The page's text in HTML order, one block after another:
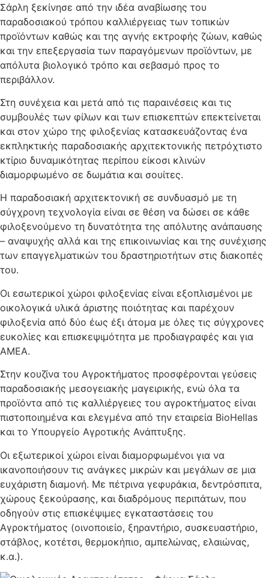
Σάρλη ξεκίνησε από την ιδέα αναβίωσης του
παραδοσιακού τρόπου καλλιέργειας των τοπικών
προϊόντων καθώς και της αγνής εκτροφής ζώων, καθώς
και την επεξεργασία των παραγόμενων προϊόντων, με
απόλυτα βιολογικό τρόπο και σεβασμό προς το
περιβάλλον.
Στη συνέχεια και μετά από τις παραινέσεις και τις
συμβουλές των φίλων και των επισκεπτών επεκτείνεται
και στον χώρο της φιλοξενίας κατασκευάζοντας ένα
εκπληκτικής παραδοσιακής αρχιτεκτονικής πετρόχτιστο
κτίριο δυναμικότητας περίπου είκοσι κλινών
διαμορφωμένο σε δωμάτια και σουίτες.
Η παραδοσιακή αρχιτεκτονική σε συνδυασμό με τη
σύγχρονη τεχνολογία είναι σε θέση να δώσει σε κάθε
φιλοξενούμενο τη δυνατότητα της απόλυτης ανάπαυσης
– αναψυχής αλλά και της επικοινωνίας και της συνέχισης
των επαγγελματικών του δραστηριοτήτων στις διακοπές
του.
Οι εσωτερικοί χώροι φιλοξενίας είναι εξοπλισμένοι με
οικολογικά υλικά άριστης ποιότητας και παρέχουν
φιλοξενία από δύο έως έξι άτομα με όλες τις σύγχρονες
ευκολίες και επισκεψιμότητα με προδιαγραφές και για
ΑΜΕΑ.
Στην κουζίνα του Αγροκτήματος προσφέρονται γεύσεις
παραδοσιακής μεσογειακής μαγειρικής, ενώ όλα τα
προϊόντα από τις καλλιέργειες του αγροκτήματος είναι
πιστοποιημένα και ελεγμένα από την εταιρεία BioHellas
και το Υπουργείο Αγροτικής Ανάπτυξης.
Οι εξωτερικοί χώροι είναι διαμορφωμένοι για να
ικανοποιήσουν τις ανάγκες μικρών και μεγάλων σε μια
ευχάριστη διαμονή. Με πέτρινα γεφυράκια, δεντρόσπιτα,
χώρους ξεκούρασης, και διαδρόμους περιπάτων, που
οδηγούν στις επισκέψιμες εγκαταστάσεις του
Αγροκτήματος (οινοποιείο, ξηραντήριο, συσκευαστήριο,
στάβλος, κοτέτσι, θερμοκήπιο, αμπελώνας, ελαιώνας,
κ.α.).